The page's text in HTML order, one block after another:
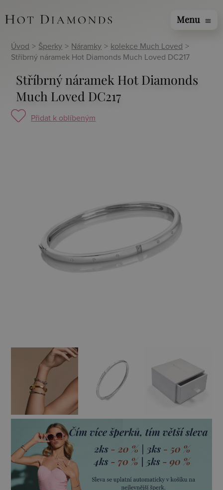
Menu menu
Úvod > Šperky > Náramky > kolekce Much Loved >
Stříbrný náramek Hot Diamonds Much Loved DC217
Stříbrný náramek Hot Diamonds
Much Loved DC217
Přidat k oblíbeným